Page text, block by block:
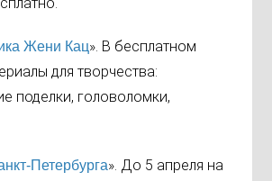
Жени Кац». В бесплатном
для творчества:
поделки, головоломки,
Петербурга». До 5 апреля на